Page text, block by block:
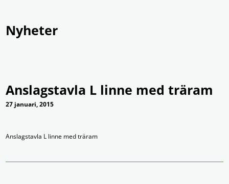
Produkter
Kontakt
Nyheter
Anslagstavla L linne med träram
27 januari, 2015
Anslagstavla L linne med träram